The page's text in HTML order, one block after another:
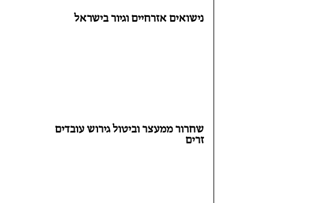
נישואים אזרחיים וגיור בישראל
שחרור ממעצר וביטול גירוש עובדים
זרים